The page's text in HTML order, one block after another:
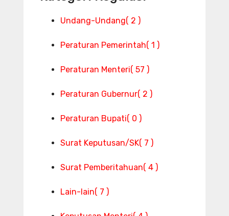
Undang-Undang( 2 )
Peraturan Pemerintah( 1 )
Peraturan Menteri( 57 )
Peraturan Gubernur( 2 )
Peraturan Bupati( 0 )
Surat Keputusan/SK( 7 )
Surat Pemberitahuan( 4 )
Lain-lain( 7 )